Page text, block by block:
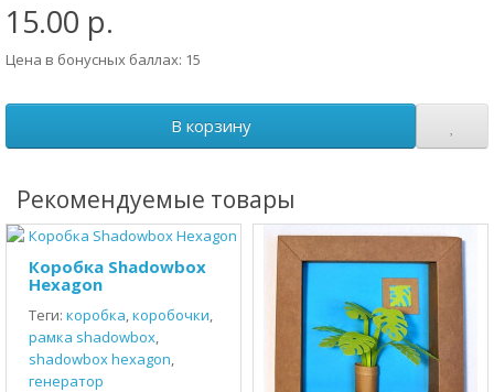
15.00 р.
Цена в бонусных баллах: 15
В корзину
Рекомендуемые товары
Коробка Shadowbox
Hexagon
Теги: коробка,коробочки,
рамка shadowbox,
shadowbox hexagon,
генератор